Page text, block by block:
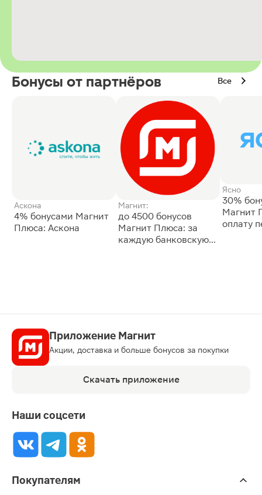
Бонусы от партнёров Все
Аскона
4% бонусами Магнит
Плюса: Аскона
Магнит:
до 4500 бонусов
Магнит Плюса: за
каждую банковскую
Ясно
30%
Магнит
оплату
Приложение Магнит
Акции, доставка и больше бонусов за покупки
Скачать приложение
Наши соцсети
Покупателям